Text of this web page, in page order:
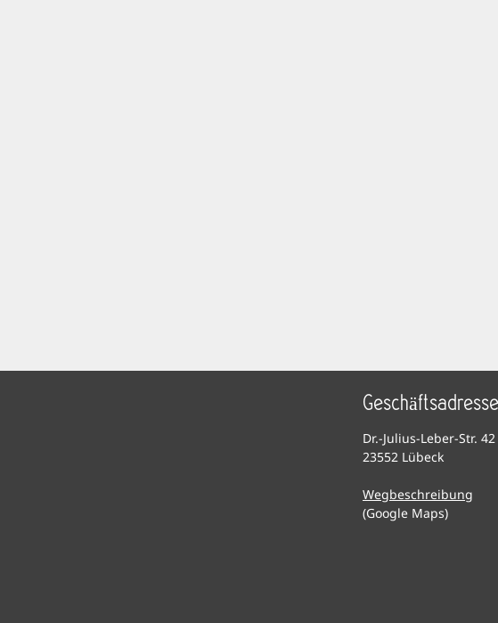
Geschäftsadresse
Dr.-Julius-Leber-Str. 42
23552 Lübeck
Wegbeschreibung
(Google Maps)